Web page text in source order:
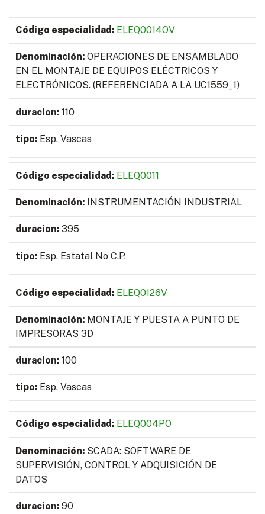
ELEQ0014OV
OPERACIONES DE ENSAMBLADO
EN EL MONTAJE DE EQUIPOS ELÉCTRICOS Y
ELECTRÓNICOS. (REFERENCIADA A LA UC1559_1)
110
Esp. Vascas
ELEQ0011
INSTRUMENTACIÓN INDUSTRIAL
395
Esp. Estatal No C.P.
ELEQ0126V
MONTAJE Y PUESTA A PUNTO DE
IMPRESORAS 3D
100
Esp. Vascas
ELEQ004PO
SCADA: SOFTWARE DE
SUPERVISIÓN, CONTROL Y ADQUISICIÓN DE
DATOS
90